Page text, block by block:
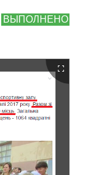
ВЫПОЛНЕНО